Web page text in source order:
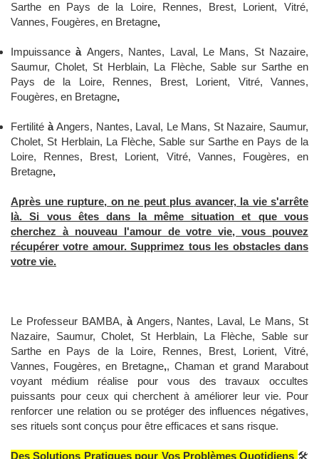
Sarthe en Pays de la Loire, Rennes, Brest, Lorient, Vitré,
Vannes, Fougères, en Bretagne,
Impuissanceà Angers, Nantes, Laval, Le Mans, St Nazaire,
Saumur, Cholet, St Herblain, La Flèche, Sable sur Sarthe en
Pays de la Loire, Rennes, Brest, Lorient, Vitré, Vannes,
Fougères, en Bretagne,
Fertilité àAngers, Nantes, Laval, Le Mans, St Nazaire, Saumur,
Cholet, St Herblain, La Flèche, Sable sur Sarthe en Pays de la
Loire, Rennes, Brest, Lorient, Vitré, Vannes, Fougères, en
Bretagne,
Après une rupture, on ne peut plus avancer, la vie s'arrête
là. Si vous êtes dans la même situation et que vous
cherchez à nouveau l'amour de votre vie, vous pouvez
récupérer votre amour. Supprimez tous les obstacles dans
votre vie.
Le Professeur BAMBA, à Angers, Nantes, Laval, Le Mans, St
Nazaire, Saumur, Cholet, St Herblain, La Flèche, Sable sur
Sarthe en Pays de la Loire, Rennes, Brest, Lorient, Vitré,
Vannes, Fougères, en Bretagne,, Chaman et grand Marabout
voyant médium réalise pour vous des travaux occultes
puissants pour ceux qui cherchent à améliorer leur vie. Pour
renforcer une relation ou se protéger des influences négatives,
ses rituels sont conçus pour être efficaces et sans risque.
Des Solutions Pratiques pour Vos Problèmes Quotidiens 🛠️